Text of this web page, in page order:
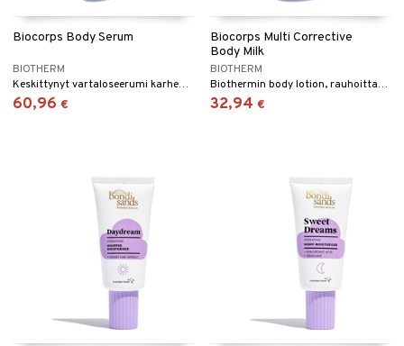
Biocorps Body Serum
BIOTHERM
Keskittynyt vartaloseerumi karheuden, sameuden ja kuoppaisen ihon hoitoon.
60,96 €
Biocorps Multi Corrective
Body Milk
BIOTHERM
Biothermin body lotion, rauhoittaa ja tekee ihosta kimmoisamman
32,94 €